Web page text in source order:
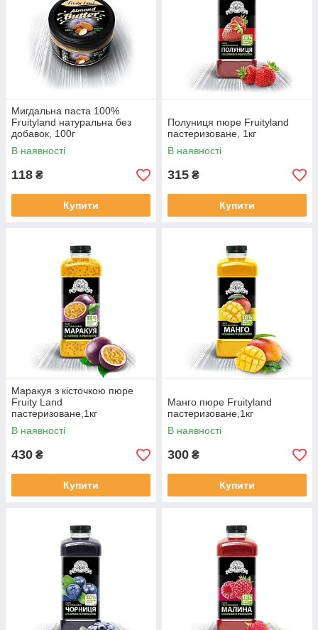
Мигдальна паста 100%
Fruityland натуральна без
добавок, 100г
В наявності
118 ₴
Купити
Полуниця пюре Fruityland
пастеризоване, 1кг
В наявності
315 ₴
Купити
Маракуя з кісточкою пюре
Fruity Land
пастеризоване,1кг
В наявності
430 ₴
Купити
Манго пюре Fruityland
пастеризоване,1кг
В наявності
300 ₴
Купити